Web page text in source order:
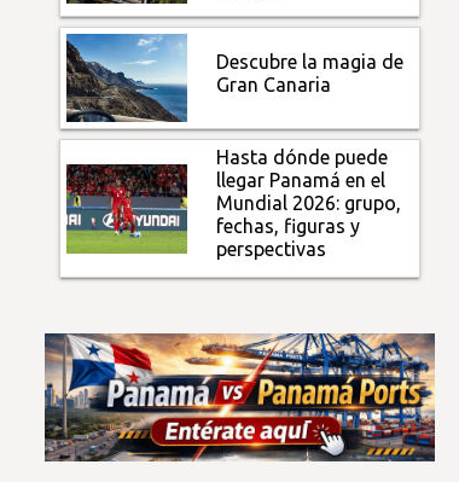
Descubre la magia de
Gran Canaria
Hasta dónde puede
llegar Panamá en el
Mundial 2026: grupo,
fechas, figuras y
perspectivas